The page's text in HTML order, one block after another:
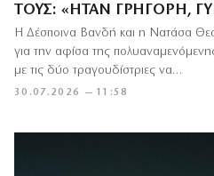
ΤΟΥΣ: «ΉΤΑΝ ΓΡΉΓΟΡΗ,
30.07.2026 — 11:58
Η Δέσποινα Βανδή και η Νατάσα
για την αφίσα της
με τις δύο τραγουδίστριες να…